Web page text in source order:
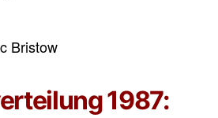
Bristow
1987: